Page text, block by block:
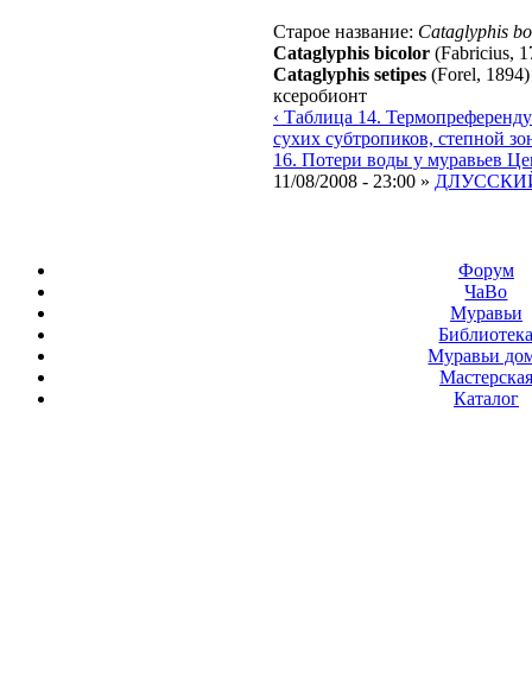
Старое название: Cataglyphis
Cataglyphis bicolor (Fabricius,
Cataglyphis setipes (Forel, 1894)
ксеробионт
‹ Таблица 14.
сухих субтропиков, степной
16. Потери воды у муравьев
11/08/2008 - 23:00 »
Форум
ЧаВо
Муравьи
Муравьи
Мастерская
Каталог